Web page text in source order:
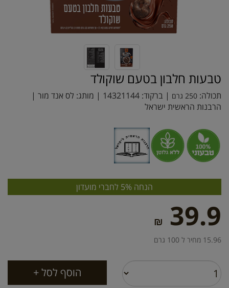
טבעות חלבון בטעם שוקולד
תכולה: 250 גרם | ברקוד: 14321144 | מותג: לס אנד מור |
הרבנות הראשית ישראל
הנחה 5% לחברי מועדון
39.9
₪
15.96 מחיר ל 100 גרם